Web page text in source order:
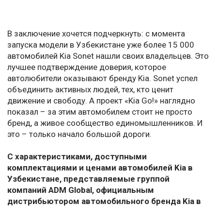
В заключение хочется подчеркнуть: с момента
запуска модели в Узбекистане уже более 15 000
автомобилей Kia Sonet нашли своих владельцев. Это
лучшее подтверждение доверия, которое
автолюбители оказывают бренду Kia. Sonet успел
объединить активных людей, тех, кто ценит
движение и свободу. А проект «Kia Go!» наглядно
показал – за этим автомобилем стоит не просто
бренд, а живое сообщество единомышленников. И
это – только начало большой дороги.
C характеристиками, доступными
комплектациями и ценами автомобилей Kia в
Узбекистане, представляемые группой
компаний ADM Global, официальным
дистрибьютором автомобильного бренда Kia в